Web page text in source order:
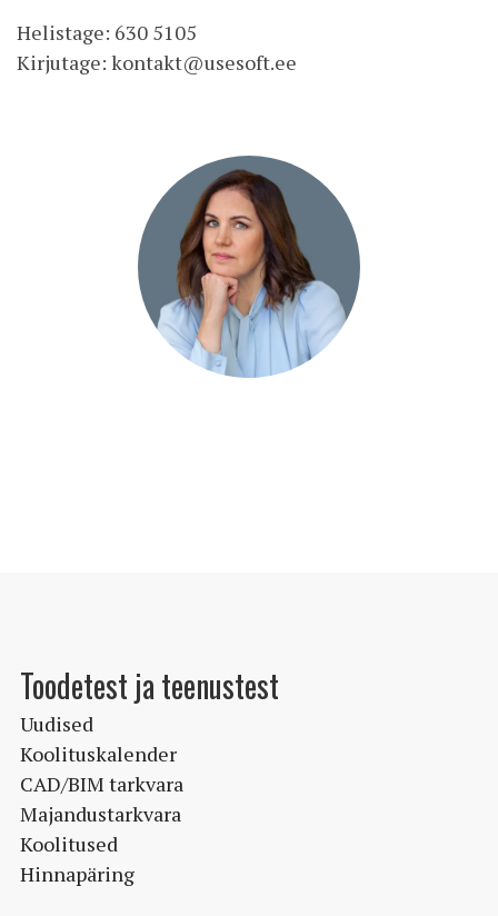
Helistage: 630 5105
Kirjutage: kontakt@usesoft.ee
Toodetest ja teenustest
Uudised
Koolituskalender
CAD/BIM tarkvara
Majandustarkvara
Koolitused
Hinnapäring